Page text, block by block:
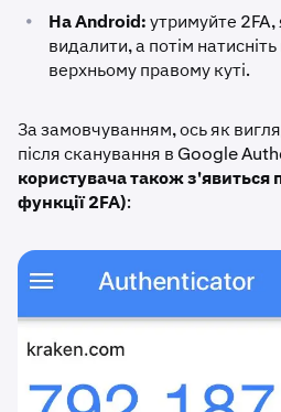
• На Android:утримуйте 2FA,
видалити, а потім
верхньому правому куті.
За замовчуванням, ось як
після сканування в Google
користувача також з'явиться
функції 2FA):